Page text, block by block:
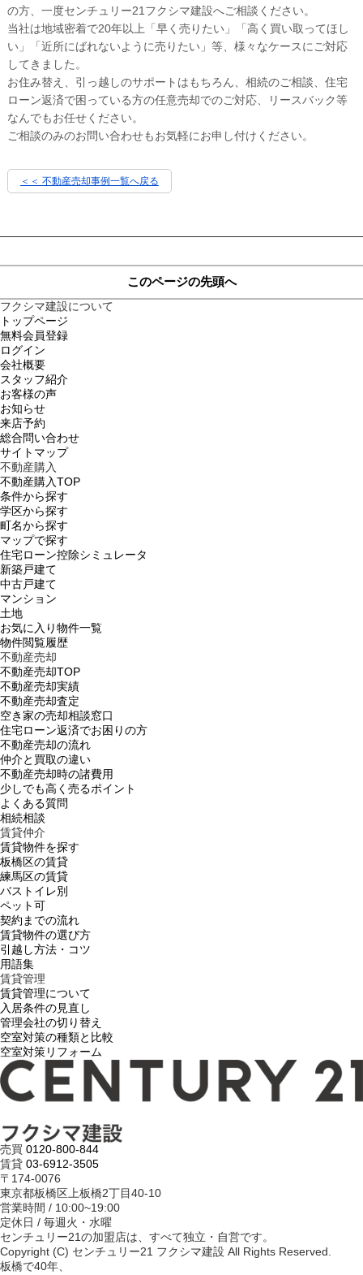
の方、一度センチュリー21フクシマ建設へご相談ください。
当社は地域密着で20年以上「早く売りたい」「高く買い取ってほし
い」「近所にばれないように売りたい」等、様々なケースにご対応
してきました。
お住み替え、引っ越しのサポートはもちろん、相続のご相談、住宅
ローン返済で困っている方の任意売却でのご対応、リースバック等
なんでもお任せください。
ご相談のみのお問い合わせもお気軽にお申し付けください。
＜＜ 不動産売却事例一覧へ戻る
このページの先頭へ
フクシマ建設について
トップページ
無料会員登録
ログイン
会社概要
スタッフ紹介
お客様の声
お知らせ
来店予約
総合問い合わせ
サイトマップ
不動産購入
不動産購入TOP
条件から探す
学区から探す
町名から探す
マップで探す
住宅ローン控除シミュレータ
新築戸建て
中古戸建て
マンション
土地
お気に入り物件一覧
物件閲覧履歴
不動産売却
不動産売却TOP
不動産売却実績
不動産売却査定
空き家の売却相談窓口
住宅ローン返済でお困りの方
不動産売却の流れ
仲介と買取の違い
不動産売却時の諸費用
少しでも高く売るポイント
よくある質問
相続相談
賃貸仲介
賃貸物件を探す
板橋区の賃貸
練馬区の賃貸
バストイレ別
ペット可
契約までの流れ
賃貸物件の選び方
引越し方法・コツ
用語集
賃貸管理
賃貸管理について
入居条件の見直し
管理会社の切り替え
空室対策の種類と比較
空室対策リフォーム
売買 0120-800-844
賃貸 03-6912-3505
〒174-0076
東京都板橋区上板橋2丁目40-10
営業時間 / 10:00~19:00
定休日 / 毎週火・水曜
センチュリー21の加盟店は、すべて独立・自営です。
Copyright (C) センチュリー21 フクシマ建設 All Rights Reserved.
板橋で40年、